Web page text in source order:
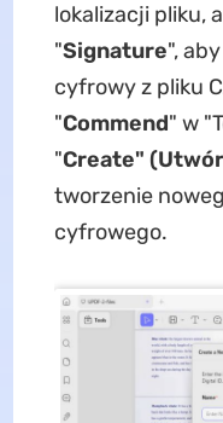
lokalizacji pliku,
"Signature",
cyfrowy z pliku
"Commend" w
"Create"
tworzenie
cyfrowego.